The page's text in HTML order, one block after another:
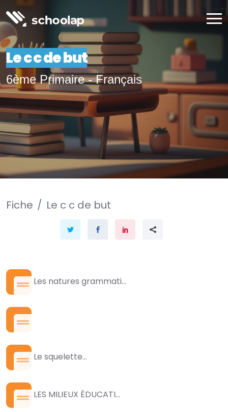
Le c c de but
6ème Primaire - Français
Fiche Le c c de but
Les natures grammati...
Le squelette...
LES MILIEUX ÉDUCATI...